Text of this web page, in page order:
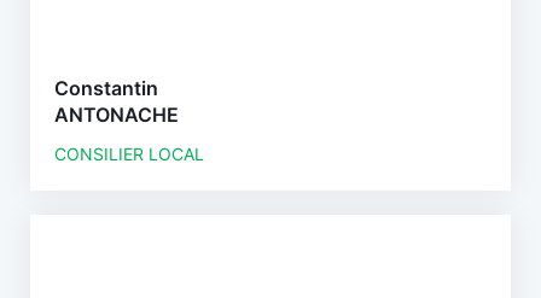
Constantin
ANTONACHE
CONSILIER LOCAL